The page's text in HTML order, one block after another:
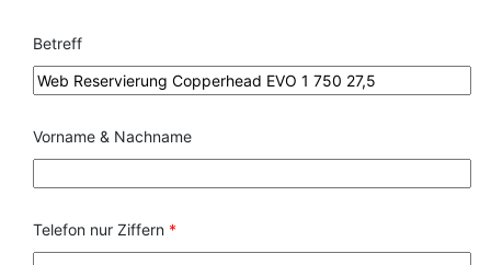
Betreff
Vorname & Nachname
Telefon nur Ziffern *